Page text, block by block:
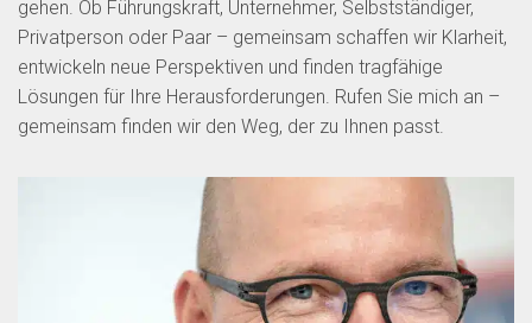
gehen. Ob Führungskraft, Unternehmer, Selbstständiger,
Privatperson oder Paar – gemeinsam schaffen wir Klarheit,
entwickeln neue Perspektiven und finden tragfähige
Lösungen für Ihre Herausforderungen. Rufen Sie mich an –
gemeinsam finden wir den Weg, der zu Ihnen passt.